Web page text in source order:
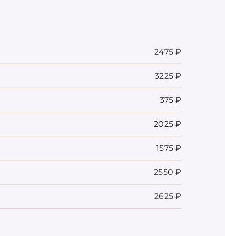
2475 ₽
3225 ₽
375 ₽
2025 ₽
1575 ₽
2550 ₽
2625 ₽